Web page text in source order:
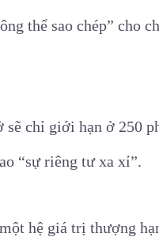
thể sao chép” cho
chỉ giới hạn ở 250
“sự riêng tư xa xỉ”.
hệ giá trị thượng